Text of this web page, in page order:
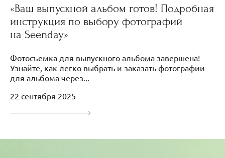
«Ваш выпускной альбом готов! Подробная
инструкция по выбору фотографий
на Seenday»
Фотосъемка для выпускного альбома завершена!
Узнайте, как легко выбрать и заказать фотографии
для альбома через...
22 сентября 2025